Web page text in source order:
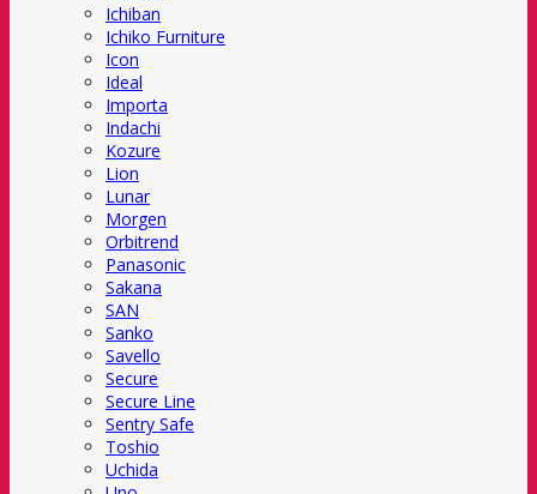
Ichiban
Ichiko Furniture
Icon
Ideal
Importa
Indachi
Kozure
Lion
Lunar
Morgen
Orbitrend
Panasonic
Sakana
SAN
Sanko
Savello
Secure
Secure Line
Sentry Safe
Toshio
Uchida